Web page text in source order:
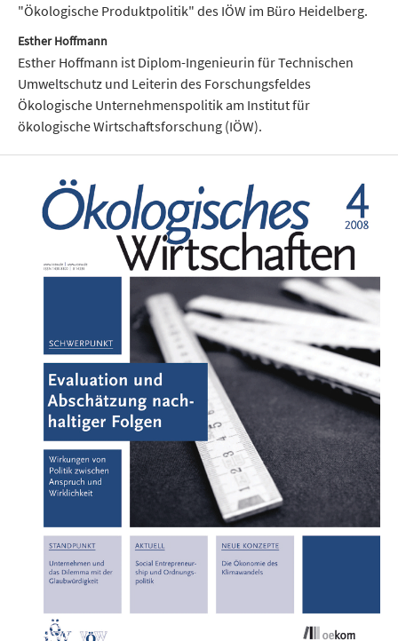
"Ökologische Produktpolitik" des IÖW im Büro Heidelberg.
Esther Hoffmann
Esther Hoffmann ist Diplom-Ingenieurin für Technischen
Umweltschutz und Leiterin des Forschungsfeldes
Ökologische Unternehmenspolitik am Institut für
ökologische Wirtschaftsforschung (IÖW).